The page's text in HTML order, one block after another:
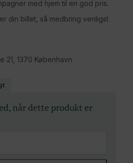
med hjem til en god pris.
din billet, så medbring venligst
21, 1370 København
når dette produkt er